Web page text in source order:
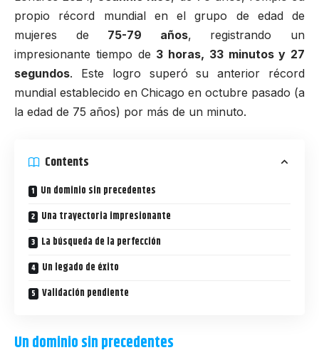
propio récord mundial en el grupo de edad de
mujeres de 75-79 años, registrando un
impresionante tiempo de 3 horas, 33 minutos y 27
segundos. Este logro superó su anterior récord
mundial establecido en Chicago en octubre pasado (a
la edad de 75 años) por más de un minuto.
Contents
Un dominio sin precedentes
Una trayectoria impresionante
La búsqueda de la perfección
Un legado de éxito
Validación pendiente
Un dominio sin precedentes